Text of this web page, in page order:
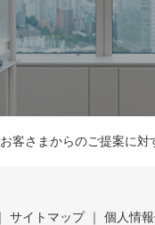
お客さまからのご提案に対
サイトマップ 個人情